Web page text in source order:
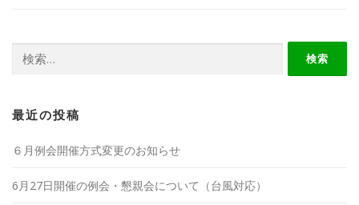
索:
最近の投稿
６月例会開催方式変更のお知らせ
6月27日開催の例会・懇親会について（台風対応）